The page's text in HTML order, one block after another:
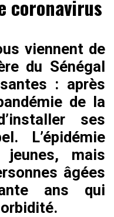
coronavirus
viennent de
du Sénégal
: après
de la
ses
L’épidémie
mais
âgées
ans qui